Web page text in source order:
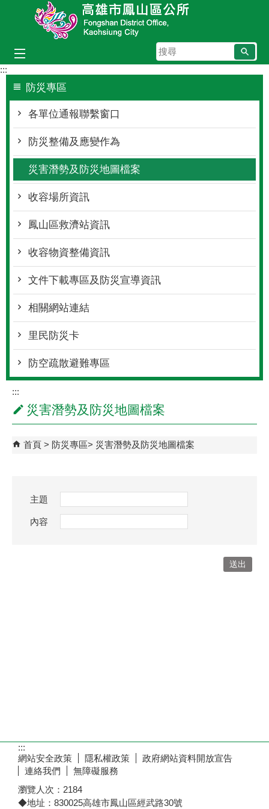
跳到主要內容區塊
搜
尋
:::
防災專區
各單位通報聯繫窗口
防災整備及應變作為
災害潛勢及防災地圖檔案
收容場所資訊
鳳山區救濟站資訊
收容物資整備資訊
文件下載專區及防災宣導資訊
相關網站連結
里民防災卡
防空疏散避難專區
:::
災害潛勢及防災地圖檔案
首頁 防災專區 災害潛勢及防災地圖檔案
主題
內容
:::
網站安全政策
隱私權政策
政府網站資料開放宣告
連絡我們
無障礙服務
瀏覽人次： 2184
◆地址：830025高雄市鳳山區經武路30號